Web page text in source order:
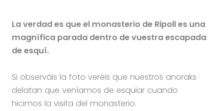
La verdad es que el monasterio de Ripoll es una
magnífica parada dentro de vuestra escapada
de esquí.
Si observáis la foto veréis que nuestros anoraks
delatan que veníamos de esquiar cuando
hicimos la visita del monasterio.